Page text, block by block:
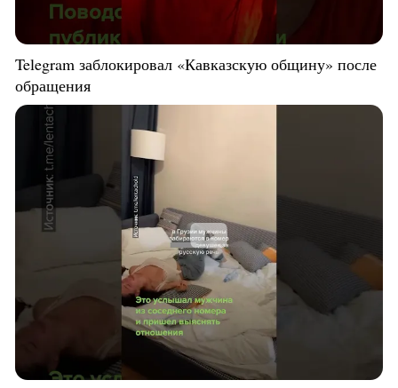
Telegram заблокировал «Кавказскую общину» после
обращения